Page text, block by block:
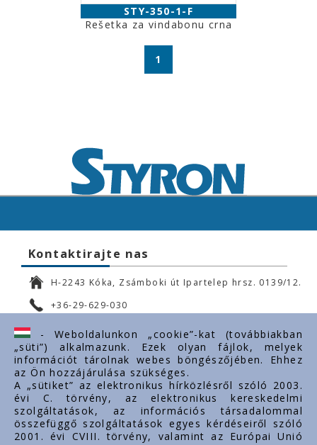
STY-350-1-F
Rešetka za vindabonu crna
1
Kontaktirajte nas
H-2243 Kóka, Zsámboki út Ipartelep hrsz. 0139/12.
+36-29-629-030
ertekesites@styron.hu
export@styron.hu
www.styron.hu
Važni linkovi
- Weboldalunkon „cookie”-kat (továbbiakban
„süti”) alkalmazunk. Ezek olyan fájlok, melyek
információt tárolnak webes böngészőjében. Ehhez
az Ön hozzájárulása szükséges.
A „sütiket” az elektronikus hírközlésről szóló 2003.
évi C. törvény, az elektronikus kereskedelmi
szolgáltatások, az információs társadalommal
összefüggő szolgáltatások egyes kérdéseiről szóló
2001. évi CVIII. törvény, valamint az Európai Unió